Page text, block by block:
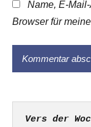
Name, E-
Browser für
Vers der